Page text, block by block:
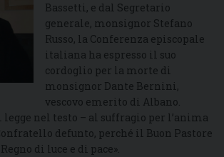
Bassetti, e dal Segretario
generale, monsignor Stefano
Russo, la Conferenza episcopale
italiana ha espresso il suo
cordoglio per la morte di
monsignor Dante Bernini,
vescovo emerito di Albano.
legge nel testo – al suffragio per l’anima
defunto, perché il Buon Pastore
di luce e di pace».